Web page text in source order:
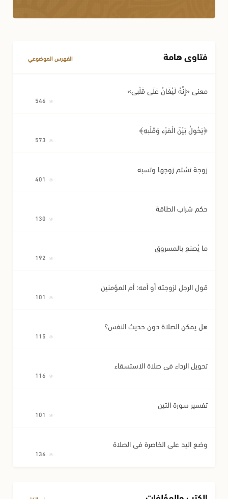
مسائل متفرقة في المعاملات
فتاوى هامة الفهرس الموضوعي
معنى «إِنَّهُ لَيُغَانُ عَلَى قَلْبِي»
﴿يَحُولُ بَيْنَ الْمَرْءِ وَقَلْبِهِ﴾
زوجة تشتم زوجها وتسبه
حكم شراب الطاقة
ما يُصنع بالمسروق
قول الرجل لزوجته أو أمه: أم المؤمنين
هل يمكن الصلاة دون حديث النفس؟
تحويل الرداء في صلاة الاستسقاء
تفسير سورة التين
وضع اليد على الخاصرة في الصلاة